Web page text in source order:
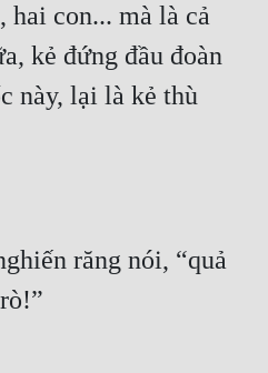
hai con... mà là cả
kẻ đứng đầu đoàn
này, lại là kẻ thù
răng nói, “quả